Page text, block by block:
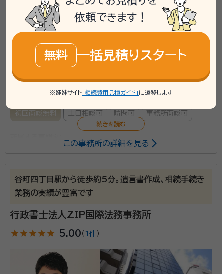
phone お電話でのご相談 無料
Web相談も受付中 無料
対応業務： 遺言書 / 遺産分割 / 相続財産調査 / 成年後見 / 家
族信託 / 相続手続き / 銀行手続き / 戸籍収集 / 相続人調査
初回面談無料 土日相談可 訪問可 事務所面談可
捜査第二課、警察署刑事課長など刑事部門で２０年余りの経歴。行政書士
の資格を得て退職後の２０２０年から中川行政書士事務所を開業。 資格と
して、行政書士、上級相続診断士を保有。 相続の他、創業融資・補助金申
当事務所では、上級相続診断士の知識やＡＤＲ（裁判外
紛争解決機関）調停人の経験を活かすとともに、予防法
遺産分割協議書の作成や遺言書の文案・死後事務委任
契約書・任意後見契約書・民事（家族）信託契約書の作成
行政書士・上級相続診断士
この事務所の詳細を見る
谷町四丁目駅から徒歩約5分。遺言書作成、相続手続き
業務の実績が豊富です
行政書士法人ZIP国際法務事務所
star star star star star 5.00 （ 1件 ）
依頼できます！
無料 一括見積りスタート
※姉妹サイト 「相続費用見積ガイド」 に遷移します